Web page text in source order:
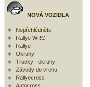
NOVÁ VOZIDLA
Nepřehlédněte
Rallye WRC
Rallye
Okruhy
Trucky - okruhy
Závody do vrchu
Rallyecross
Autocross